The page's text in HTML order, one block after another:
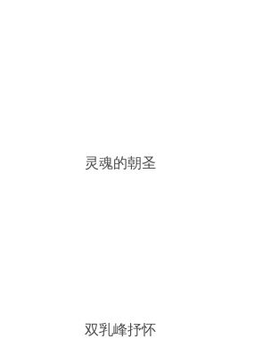
灵魂的朝圣
双乳峰抒怀